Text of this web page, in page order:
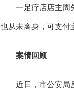
一足疗店店主周
也从未离身，可支付
案情回顾
近日，市公安局